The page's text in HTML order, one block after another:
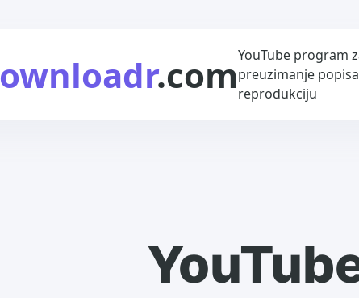
.comYouTube program
preuzimanje
reprodukciju